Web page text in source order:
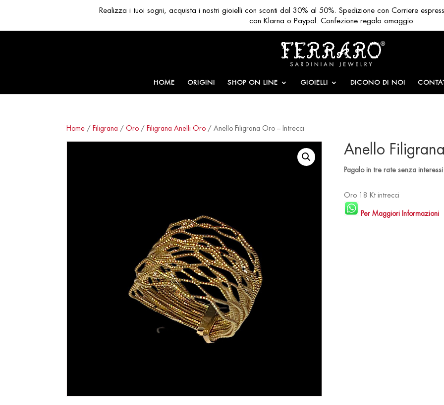
HOME ORIGINI SHOP ON LINE GIOIELLI DICONO DI NOI
Home /Filigrana /Oro /Filigrana Anelli Oro / Anello Filigrana Oro – Intrecci
Anello
Pagalo in tre rate senza interessi
Oro 18 Kt intrecci
Per Maggiori Informazioni
Realizza i tuoi sogni, acquista i nostri gioielli con sconti dal 30% al 50%. Spedizione con Corriere
con Klarna o Paypal. Confezione regalo omaggio